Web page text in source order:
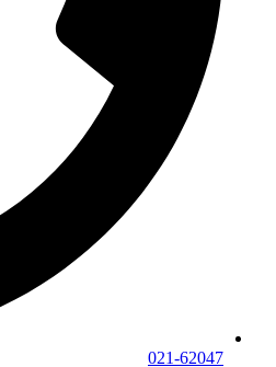
021-62047